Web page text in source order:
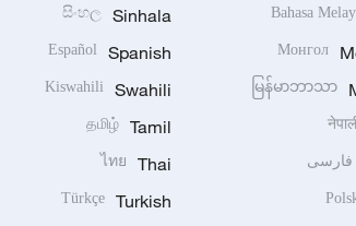
Bahasa
Монгол
မြန်မာဘာသာ
فارسی
Sinhala
සිංහල
Spanish
Español
Swahili
Kiswahili
Tamil
தமிழ்
Thai
ไทย
Turkish
Türkçe